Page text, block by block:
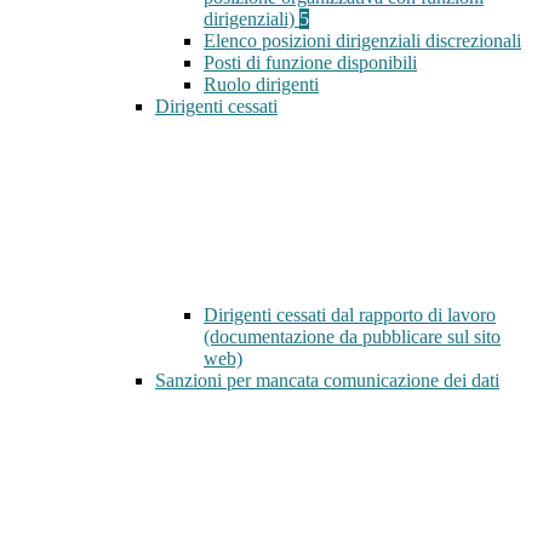
dirigenziali) 5
Elenco posizioni dirigenziali discrezionali
Posti di funzione disponibili
Ruolo dirigenti
Dirigenti cessati
Dirigenti cessati dal rapporto di lavoro
(documentazione da pubblicare sul sito
web)
Sanzioni per mancata comunicazione dei dati